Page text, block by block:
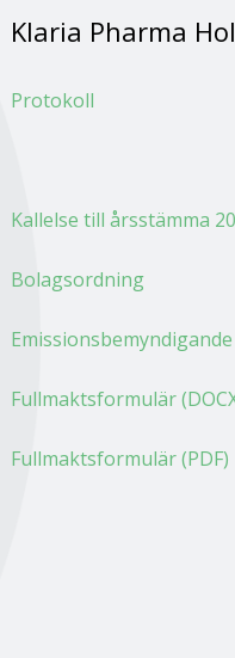
Klaria Pharma
Protokoll
Kallelse till årsstämma
Bolagsordning
Emissionsbemyndigande
Fullmaktsformulär
Fullmaktsformulär (PDF)